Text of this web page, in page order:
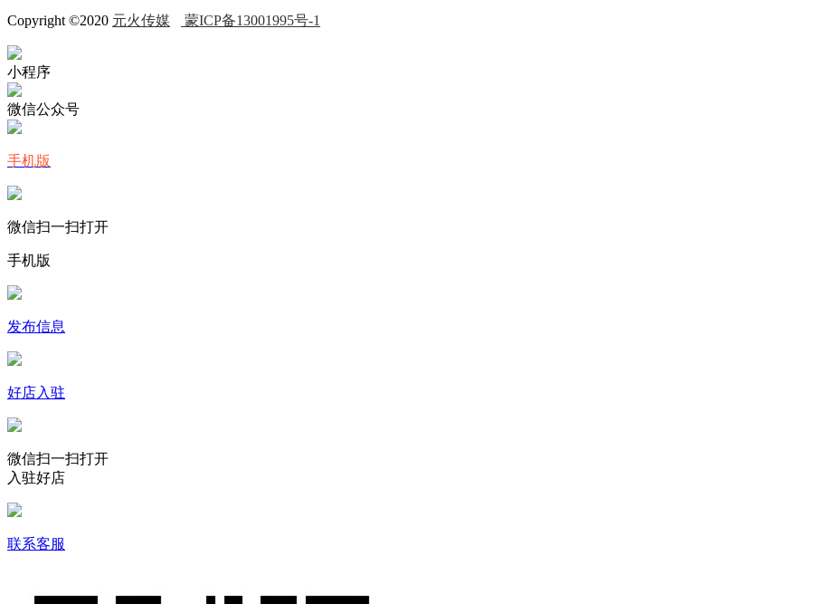
Copyright ©2020 元火传媒 蒙ICP备13001995号-1
小程序
微信公众号
手机版
微信扫一扫打开
手机版
发布信息
好店入驻
微信扫一扫打开
入驻好店
联系客服